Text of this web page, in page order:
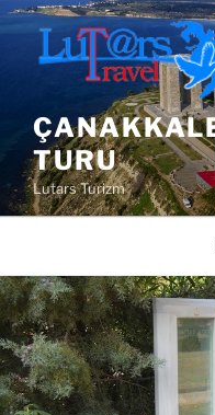
İçeriğe
geç
TURU
Lutars Turizm